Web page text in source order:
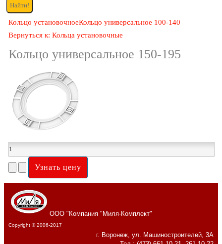
Кольцо установочноеКольцо универсальное 100-140
Вернуться к: Кольца установочные
Кольцо универсальное 150-195
ООО "Компания "Миля-Комплект"
Copyright © 2006-2017
г. Воронеж, ул. Машиностроителей, 3А